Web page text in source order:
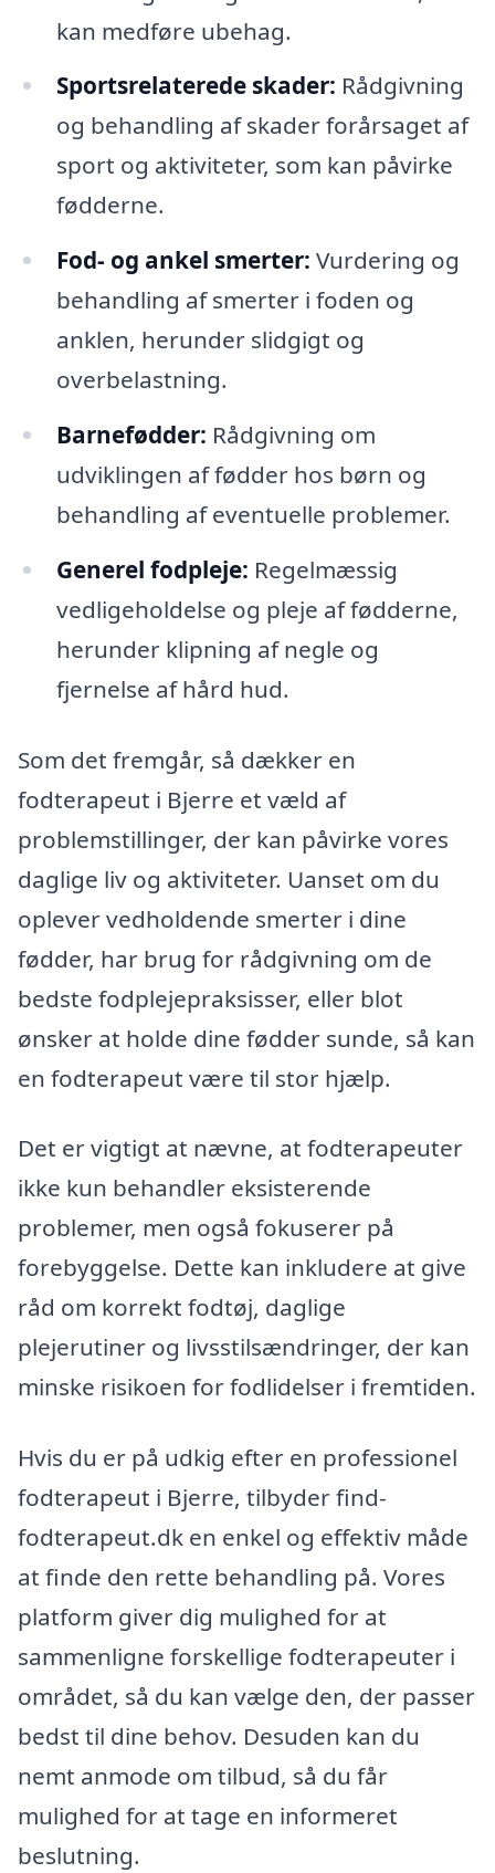
kan medføre ubehag.
Sportsrelaterede skader: Rådgivning
og behandling af skader forårsaget af
sport og aktiviteter, som kan påvirke
fødderne.
Fod- og ankel smerter: Vurdering og
behandling af smerter i foden og
anklen, herunder slidgigt og
overbelastning.
Barnefødder: Rådgivning om
udviklingen af fødder hos børn og
behandling af eventuelle problemer.
Generel fodpleje: Regelmæssig
vedligeholdelse og pleje af fødderne,
herunder klipning af negle og
fjernelse af hård hud.
Som det fremgår, så dækker en
fodterapeut i Bjerre et væld af
problemstillinger, der kan påvirke vores
daglige liv og aktiviteter. Uanset om du
oplever vedholdende smerter i dine
fødder, har brug for rådgivning om de
bedste fodplejepraksisser, eller blot
ønsker at holde dine fødder sunde, så kan
en fodterapeut være til stor hjælp.
Det er vigtigt at nævne, at fodterapeuter
ikke kun behandler eksisterende
problemer, men også fokuserer på
forebyggelse. Dette kan inkludere at give
råd om korrekt fodtøj, daglige
plejerutiner og livsstilsændringer, der kan
minske risikoen for fodlidelser i fremtiden.
Hvis du er på udkig efter en professionel
fodterapeut i Bjerre, tilbyder find-
fodterapeut.dk en enkel og effektiv måde
at finde den rette behandling på. Vores
platform giver dig mulighed for at
sammenligne forskellige fodterapeuter i
området, så du kan vælge den, der passer
bedst til dine behov. Desuden kan du
nemt anmode om tilbud, så du får
mulighed for at tage en informeret
beslutning.